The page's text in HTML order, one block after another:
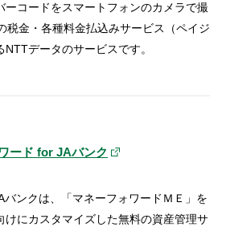
ーコードをスマートフォンのカメラで撮
税金・各種料金払込みサービス（ペイジ
データのサービスです。
ード for JAバンク
ンクは、「マネーフォワードＭＥ」を
けにカスタマイズした無料の資産管理サ